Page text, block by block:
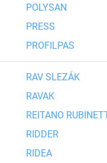
POLYSAN
PRESS
PROFILPAS
RAV SLEZÁK
RAVAK
REITANO
RIDDER
RIDEA